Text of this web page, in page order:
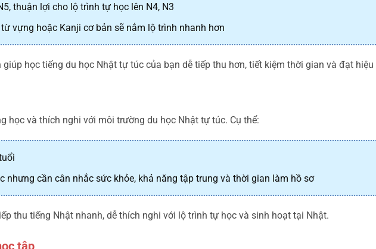
thuận lợi cho lộ trình tự học lên N4, N3
vựng hoặc Kanji cơ bản sẽ nắm lộ trình nhanh hơn
học tiếng du học Nhật tự túc của bạn dễ tiếp thu hơn, tiết kiệm thời gian và đạt hiệu
học và thích nghi với môi trường du học Nhật tự túc. Cụ thể:
nhưng cần cân nhắc sức khỏe, khả năng tập trung và thời gian làm hồ sơ
thu tiếng Nhật nhanh, dễ thích nghi với lộ trình tự học và sinh hoạt tại Nhật.
tập